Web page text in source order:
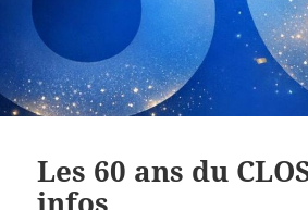
Les 60 ans du